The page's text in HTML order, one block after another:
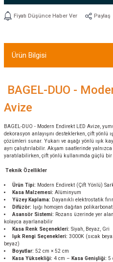
Fiyatı Düşünce Haber Ver Paylaş
Ürün Bilgisi
BAGEL-DUO -
Avize
BAGEL-DUO - Modern Endirekt LED Avize,
dekorasyon anlayışını desteklerken, çift yönlü
çözümleri sunar. Yukarı ve aşağı yönlü ışık
ayrı çalıştırılabilir. Akşam saatlerinde
yaratılabilirken, çift yönlü kullanımda güçlü bir
Teknik Özellikler
Ürün Tipi: Modern Endirekt (Çift Yönlü)
Kasa Malzemesi: Alüminyum
Yüzey Kaplama: Dayanıklı elektrostatik
Difüzör:
Işığı homojen dağıtan polikarbonat
Asansör Sistemi: Rozans üzerinde yer
kolayca ayarlanabilir
Kasa Renk Seçenekleri: Siyah, Beyaz, Gri
Işık Rengi Seçenekleri: 3000K (sıcak
beyaz)
Boyutlar: 52 cm × 52 cm
Kasa Yüksekliği: 4 cm – Kasa Genişliği: 5